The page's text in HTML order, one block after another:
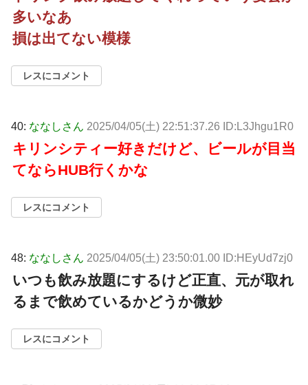
多いなあ
損は出てない模様
レスにコメント
40: ななしさん 2025/04/05(土) 22:51:37.26 ID:L3Jhgu1R0
キリンシティー好きだけど、ビールが目当
てならHUB行くかな
レスにコメント
48: ななしさん 2025/04/05(土) 23:50:01.00 ID:HEyUd7zj0
いつも飲み放題にするけど正直、元が取れ
るまで飲めているかどうか微妙
レスにコメント